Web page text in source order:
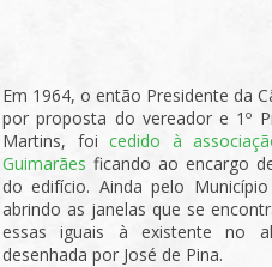
Em 1964, o então Presidente da
por proposta do vereador e 1º
Martins, foicedido à
Guimarães ficando ao encargo
do edifício. Ainda pelo
abrindo as janelas que se
essas iguais à existente no
desenhada por José de Pina.